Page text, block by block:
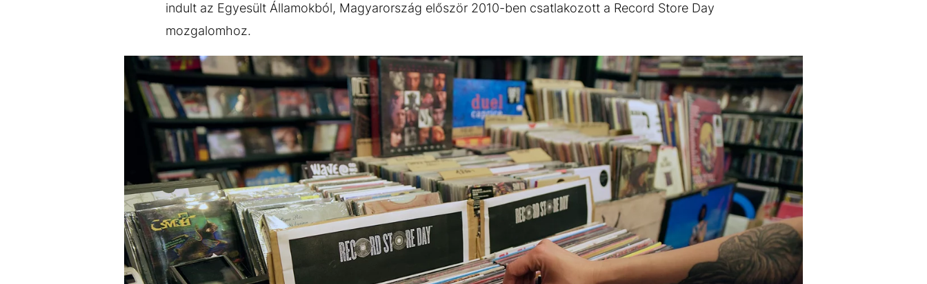
indult az Egyesült Államokból, Magyarország először 2010-ben csatlakozott a Record Store Day
mozgalomhoz.